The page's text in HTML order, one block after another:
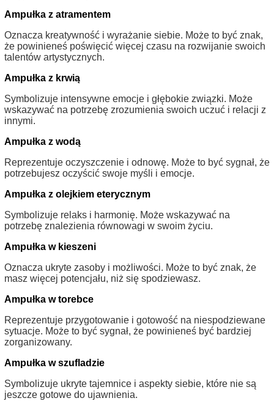
Ampułka z atramentem
Oznacza kreatywność i wyrażanie siebie. Może to być znak,
że powinieneś poświęcić więcej czasu na rozwijanie swoich
talentów artystycznych.
Ampułka z krwią
Symbolizuje intensywne emocje i głębokie związki. Może
wskazywać na potrzebę zrozumienia swoich uczuć i relacji z
innymi.
Ampułka z wodą
Reprezentuje oczyszczenie i odnowę. Może to być sygnał, że
potrzebujesz oczyścić swoje myśli i emocje.
Ampułka z olejkiem eterycznym
Symbolizuje relaks i harmonię. Może wskazywać na
potrzebę znalezienia równowagi w swoim życiu.
Ampułka w kieszeni
Oznacza ukryte zasoby i możliwości. Może to być znak, że
masz więcej potencjału, niż się spodziewasz.
Ampułka w torebce
Reprezentuje przygotowanie i gotowość na niespodziewane
sytuacje. Może to być sygnał, że powinieneś być bardziej
zorganizowany.
Ampułka w szufladzie
Symbolizuje ukryte tajemnice i aspekty siebie, które nie są
jeszcze gotowe do ujawnienia.